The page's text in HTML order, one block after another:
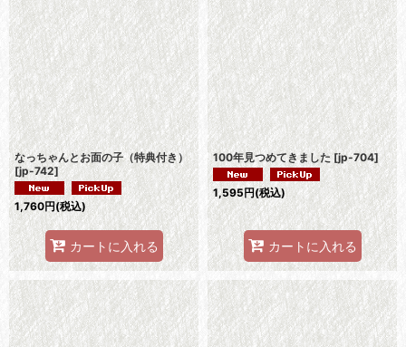
なっちゃんとお面の子（特典付き）
[jp-742]
1,760円(税込)
カートに入れる
100年見つめてきました [jp-704]
1,595円(税込)
カートに入れる